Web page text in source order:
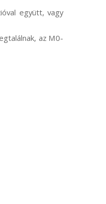
együtt, vagy
az M0-